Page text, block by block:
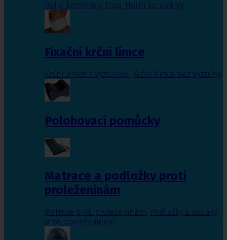
Dolní končetiny, Trup, Horní končetiny
Fixační krční límce
Krční límce s výztuhou Krční límce bez výztuhy
Polohovací pomůcky
Matrace a podložky proti
proleženinám
Matrace proti proleženinám, Podložky a sedáky
proti proleženinám